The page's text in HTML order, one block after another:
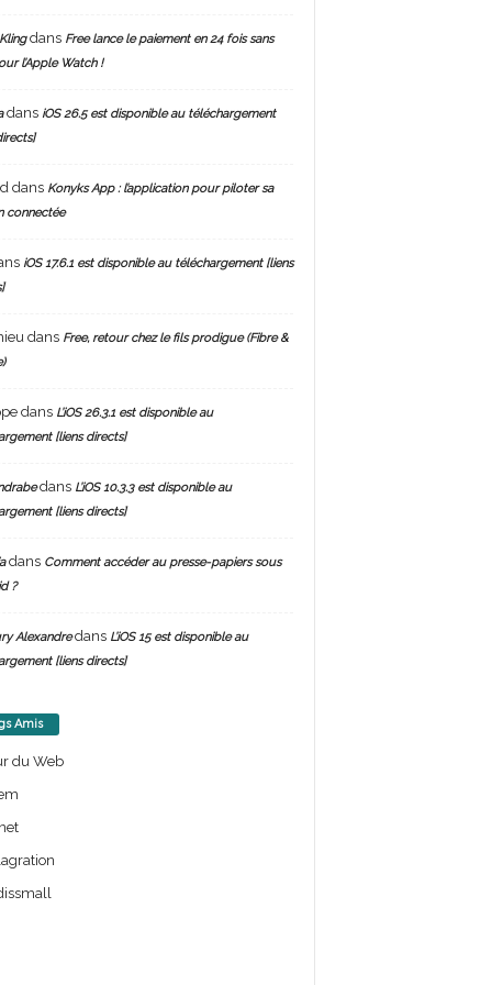
dans Free lance le paiement en 24 fois sans
l’Apple Watch !
dans iOS 26.5 est disponible au téléchargement
dans Konyks App : l’application pour piloter sa
connectée
iOS 17.6.1 est disponible au téléchargement [liens
dans Free, retour chez le fils prodigue (Fibre &
dans L’iOS 26.3.1 est disponible au
[liens directs]
dans L’iOS 10.3.3 est disponible au
[liens directs]
dans Comment accéder au presse-papiers sous
?
Alexandredans L’iOS 15 est disponible au
[liens directs]
Amis
du Web